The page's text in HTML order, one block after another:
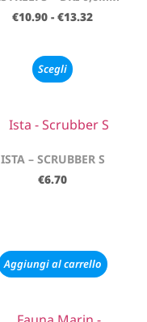
€10.90 - €13.32
Scegli
ISTA – SCRUBBER S
€6.70
Aggiungi al carrello